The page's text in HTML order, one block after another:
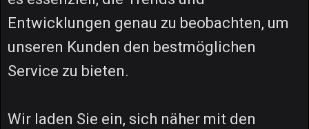
Entwicklungen genau zu beobachten, um
unseren Kunden den bestmöglichen
Service zu bieten.
Wir laden Sie ein, sich näher mit den